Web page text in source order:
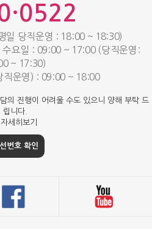
일 당직운영 : 18:00 ~ 18:30)
수요일 : 09:00 ~ 17:00 (당직운영:
~ 17:30)
직운영) : 09:00 ~ 18:00
의 진행이 어려울 수도 있으니 양해 부탁 드
립니다.
세히보기
번호 확인